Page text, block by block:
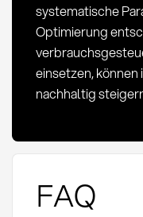
systematische
Optimierung
einsetzen,
nachhaltig
FAQ